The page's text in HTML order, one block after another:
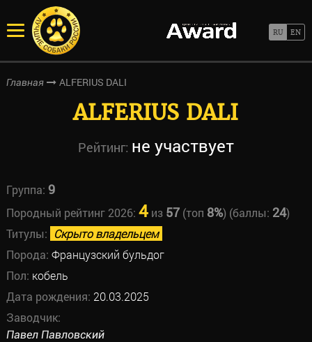
Главная ALFERIUS DALI
ALFERIUS DALI
Рейтинг: не участвует
Группа: 9
Породный рейтинг 2026: 4из 57(топ 8%) (баллы: 24)
Титулы: Скрыто владельцем
Порода: Французский бульдог
Пол: кобель
Дата рождения: 20.03.2025
Заводчик:
Павел Павловский